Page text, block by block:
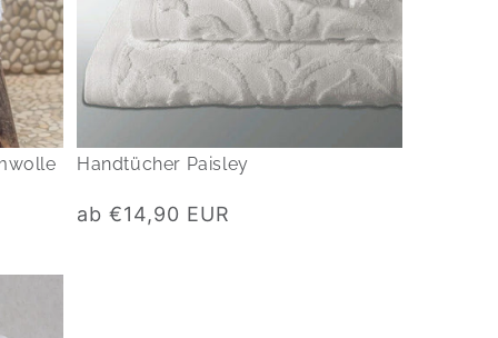
Handtücher Paisley
Normaler
ab €14,90 EUR